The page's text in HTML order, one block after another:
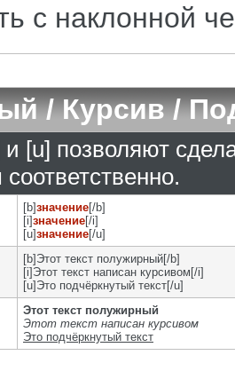
с наклонной
/ Курсив /
[u] позволяют
[b]значение[/b]
[i]значение[/i]
[u]значение[/u]
[b]Этот текст полужирный[/b]
[i]Этот текст написан курсивом[/i]
[u]Это подчёркнутый текст[/u]
Этот текст полужирный
Этот текст написан курсивом
Это подчёркнутый текст